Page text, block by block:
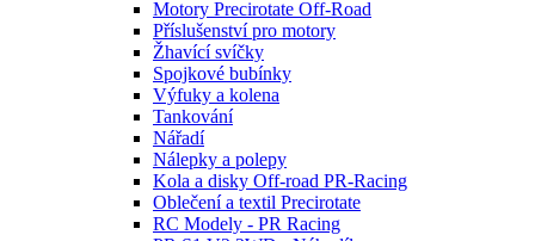
Motory Precirotate Off-Road
Příslušenství pro motory
Žhavící svíčky
Spojkové bubínky
Výfuky a kolena
Tankování
Nářadí
Nálepky a polepy
Kola a disky Off-road PR-Racing
Oblečení a textil Precirotate
RC Modely - PR Racing